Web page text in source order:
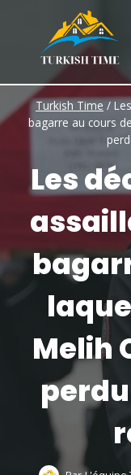
content
Turkish Time /
bagarre au cours
Les
Melih